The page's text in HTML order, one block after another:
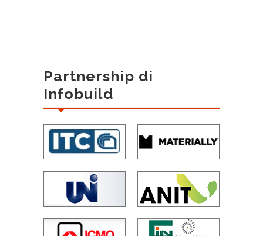
Partnership di
Infobuild